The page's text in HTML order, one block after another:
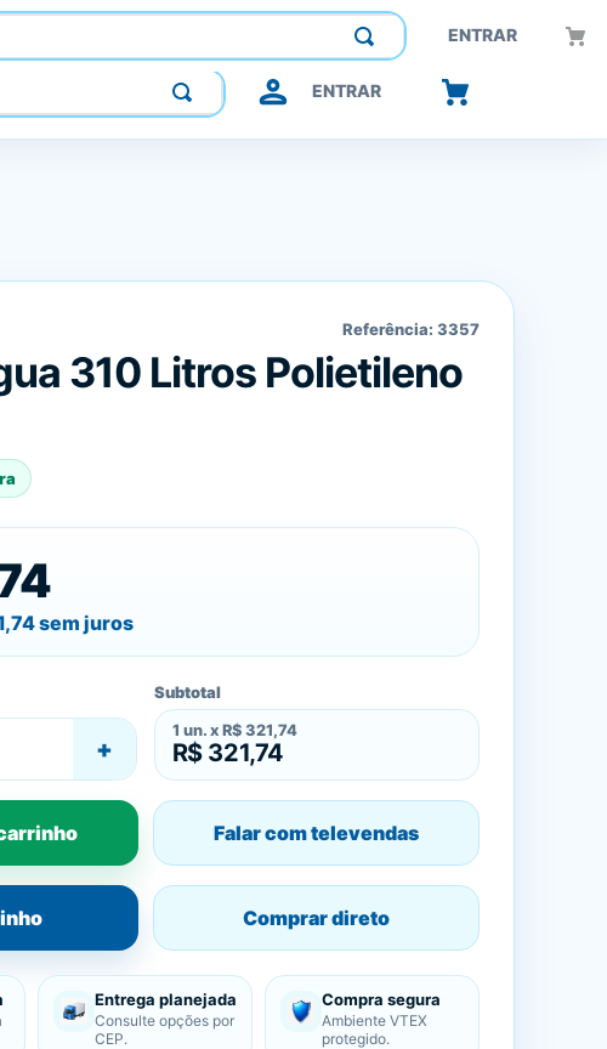
ENTRAR
Construindo confiança, inovando o futuro.
ENTRAR
Referência: 3357
310 Litros Polietileno
sem juros
+
Subtotal
1 un. x R$ 321,74
R$ 321,74
Falar com televendas
Comprar direto
Entrega planejada
Consulte opções por
CEP.
Compra segura
Ambiente VTEX
protegido.